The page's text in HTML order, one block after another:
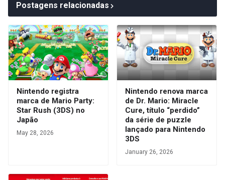
Postagens relacionadas
Nintendo registra
marca de Mario Party:
Star Rush (3DS) no
Japão
May 28, 2026
Nintendo renova marca
de Dr. Mario: Miracle
Cure, título “perdido”
da série de puzzle
lançado para Nintendo
3DS
January 26, 2026